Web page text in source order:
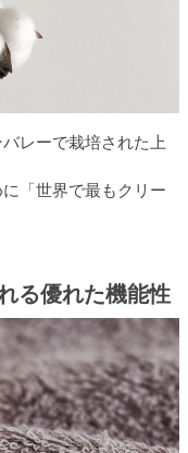
レーで栽培された上
「世界で最もクリー
る優れた機能性